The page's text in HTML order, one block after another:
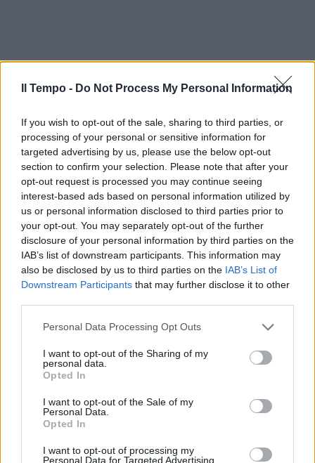
Il Tempo - Do Not Process My Personal Information
If you wish to opt-out of the sale, sharing to third parties, or
processing of your personal or sensitive information for
targeted advertising by us, please use the below opt-out
section to confirm your selection. Please note that after your
opt-out request is processed you may continue seeing
interest-based ads based on personal information utilized by
us or personal information disclosed to third parties prior to
your opt-out. You may separately opt-out of the further
disclosure of your personal information by third parties on the
IAB’s list of downstream participants. This information may
also be disclosed by us to third parties on the IAB’s List of
Downstream Participants that may further disclose it to other
Personal Data Processing Opt Outs
I want to opt-out of the Sharing of my
personal data.
Opted In
I want to opt-out of the Sale of my
Personal Data.
Opted In
I want to opt-out of processing my
Personal Data for Targeted Advertising.